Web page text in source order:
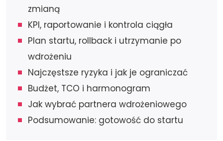
zmianą
KPI, raportowanie i kontrola ciągła
Plan startu, rollback i utrzymanie po
wdrożeniu
Najczęstsze ryzyka i jak je ograniczać
Budżet, TCO i harmonogram
Jak wybrać partnera wdrożeniowego
Podsumowanie: gotowość do startu